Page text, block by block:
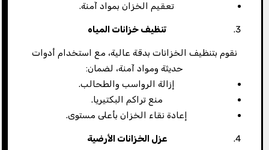
تعقيم الخزان بمواد آمنة.
تنظيف خزانات المياه
نقوم بتنظيف الخزانات بدقة عالية، مع استخدام أدوات
حديثة ومواد آمنة، لضمان:
إزالة الرواسب والطحالب.
منع تراكم البكتيريا.
إعادة نقاء الخزان بأعلى مستوى.
عزل الخزانات الأرضية